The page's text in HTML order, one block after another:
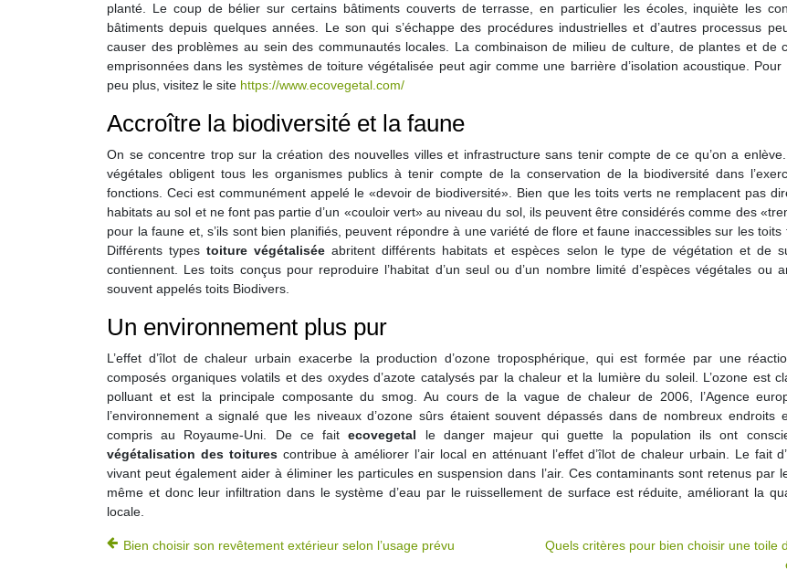
planté. Le coup de bélier sur certains bâtiments couverts de terrasse, en particulier les écoles, inquiète les
bâtiments depuis quelques années. Le son qui s’échappe des procédures industrielles et d’autres processus
causer des problèmes au sein des communautés locales. La combinaison de milieu de culture, de plantes et de
emprisonnées dans les systèmes de toiture végétalisée peut agir comme une barrière d’isolation acoustique. Pour
peu plus, visitez le site https://www.ecovegetal.com/
Accroître la biodiversité et la faune
On se concentre trop sur la création des nouvelles villes et infrastructure sans tenir compte de ce qu’on a
végétales obligent tous les organismes publics à tenir compte de la conservation de la biodiversité dans
fonctions. Ceci est communément appelé le «devoir de biodiversité». Bien que les toits verts ne remplacent pas
habitats au sol et ne font pas partie d’un «couloir vert» au niveau du sol, ils peuvent être considérés comme des
pour la faune et, s’ils sont bien planifiés, peuvent répondre à une variété de flore et faune inaccessibles sur les toits
Différents typestoiture végétalisée abritent différents habitats et espèces selon le type de végétation et de
contiennent. Les toits conçus pour reproduire l’habitat d’un seul ou d’un nombre limité d’espèces végétales ou
souvent appelés toits Biodivers.
Un environnement plus pur
L’effet d’îlot de chaleur urbain exacerbe la production d’ozone troposphérique, qui est formée par une
composés organiques volatils et des oxydes d’azote catalysés par la chaleur et la lumière du soleil. L’ozone est
polluant et est la principale composante du smog. Au cours de la vague de chaleur de 2006, l’Agence
l’environnement a signalé que les niveaux d’ozone sûrs étaient souvent dépassés dans de nombreux endroits
compris au Royaume-Uni. De ce faitecovegetal le danger majeur qui guette la population ils ont
végétalisation des toiturescontribue à améliorer l’air local en atténuant l’effet d’îlot de chaleur urbain. Le fait
vivant peut également aider à éliminer les particules en suspension dans l’air. Ces contaminants sont retenus par
même et donc leur infiltration dans le système d’eau par le ruissellement de surface est réduite, améliorant la
locale.
Bien choisir son revêtement extérieur selon l’usage prévu
Quels critères pour bien choisir une toile